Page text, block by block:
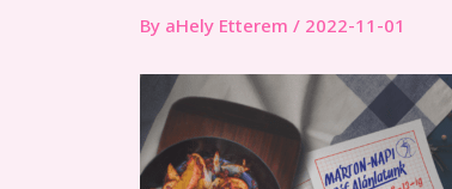
By aHely Etterem / 2022-11-01